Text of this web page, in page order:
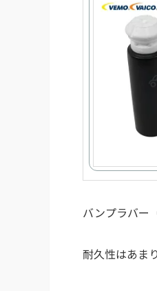
バンプラバー
耐久性はあま